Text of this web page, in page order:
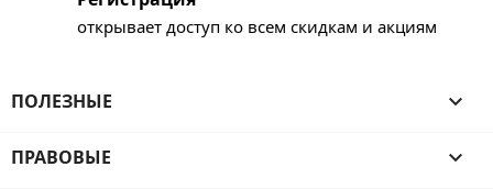
открывает доступ ко всем скидкам и акциям
ПОЛЕЗНЫЕ 
ПРАВОВЫЕ 